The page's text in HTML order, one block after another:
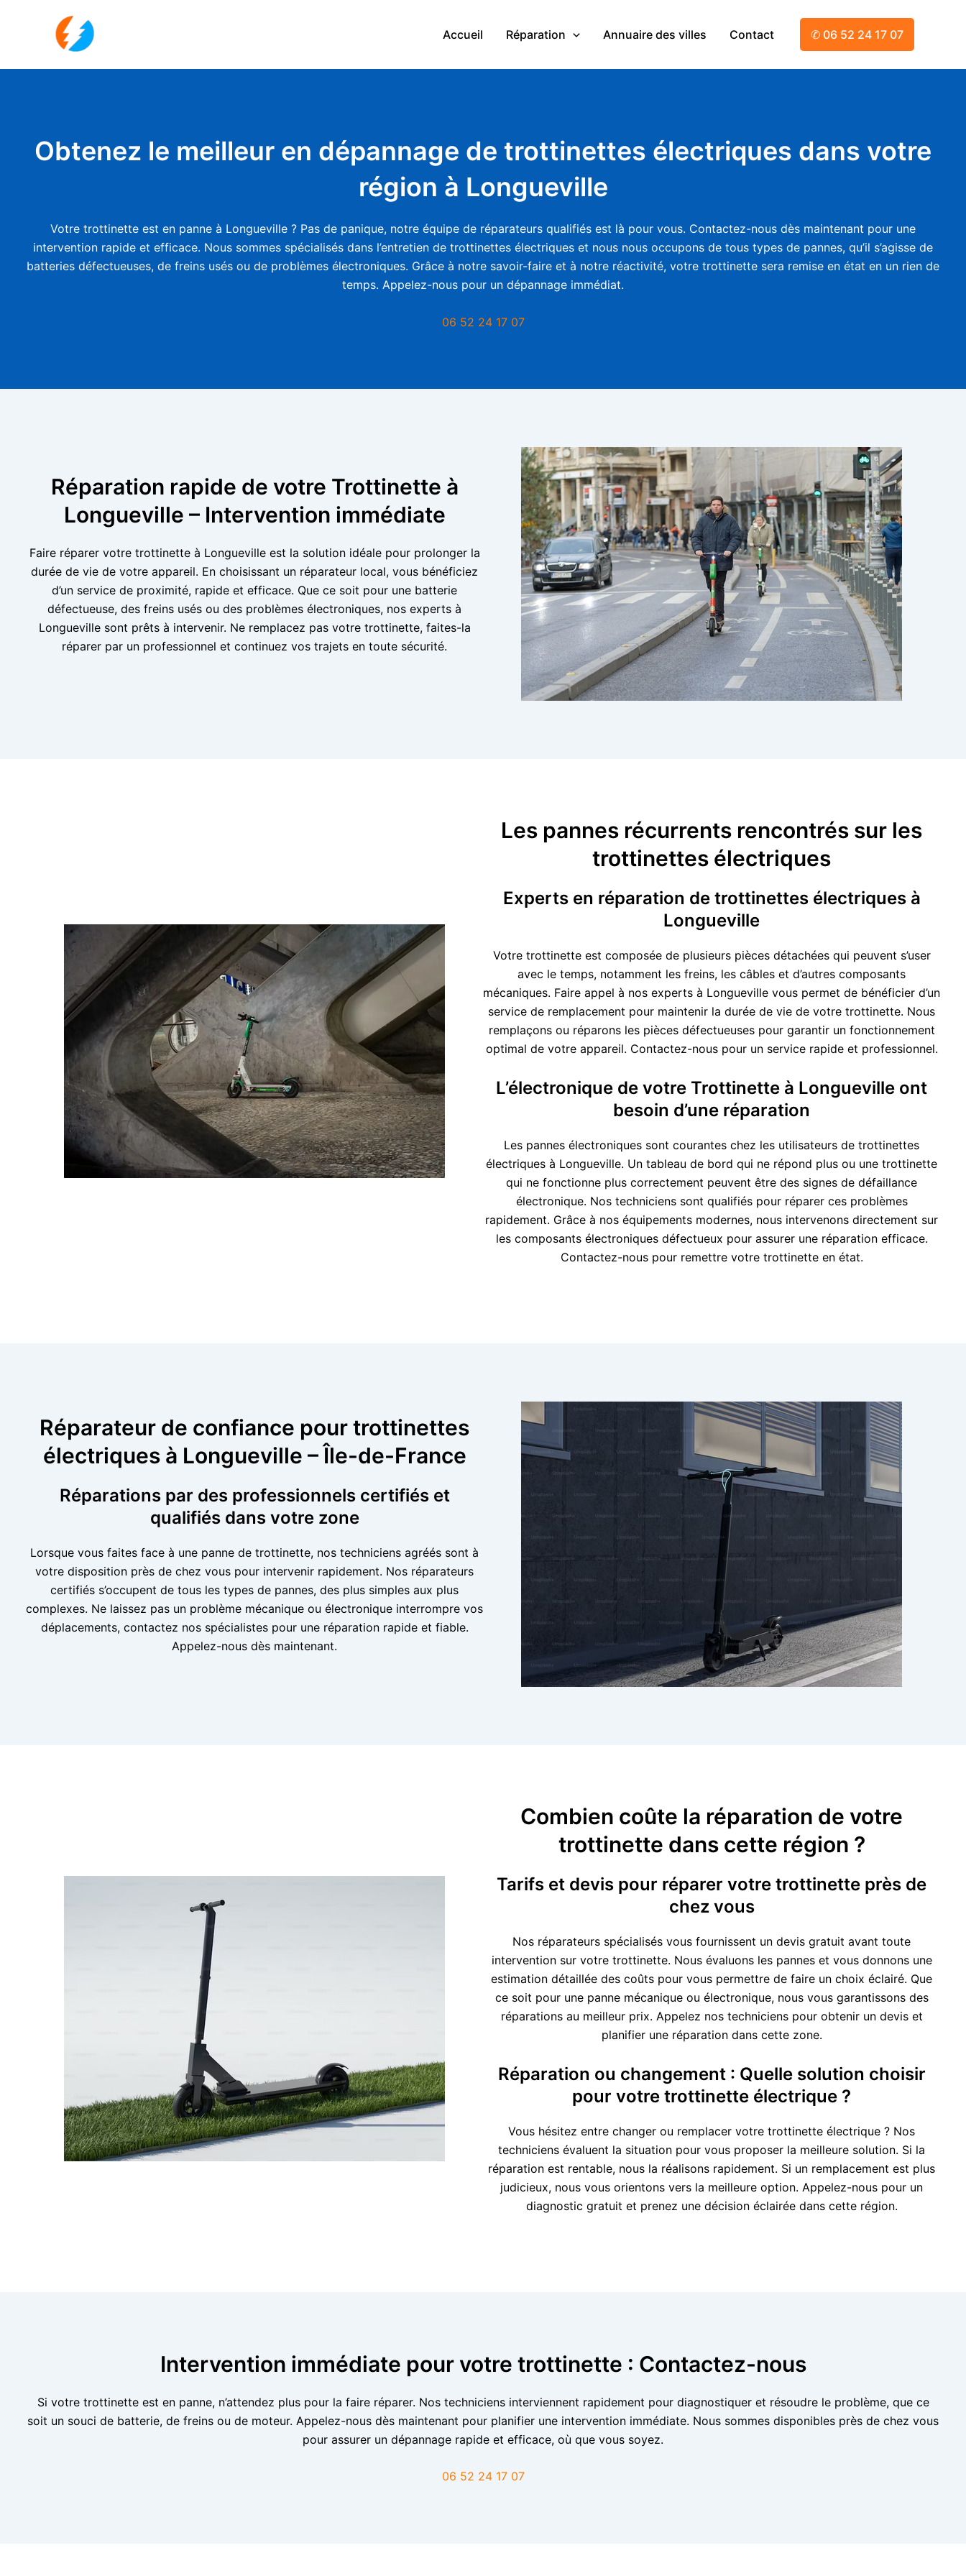
Accueil Réparation Annuaire des villes Contact ✆ 06 52 24 17 07
Obtenez le meilleur en dépannage de trottinettes électriques dans votre
région à Longueville
Votre trottinette est en panne à Longueville ? Pas de panique, notre équipe de réparateurs qualifiés est là pour vous. Contactez-nous dès maintenant pour une
intervention rapide et efficace. Nous sommes spécialisés dans l’entretien de trottinettes électriques et nous nous occupons de tous types de pannes, qu’il s’agisse de
batteries défectueuses, de freins usés ou de problèmes électroniques. Grâce à notre savoir-faire et à notre réactivité, votre trottinette sera remise en état en un rien de
temps. Appelez-nous pour un dépannage immédiat.
06 52 24 17 07
Réparation rapide de votre Trottinette à
Longueville – Intervention immédiate
Faire réparer votre trottinette à Longueville est la solution idéale pour prolonger la
durée de vie de votre appareil. En choisissant un réparateur local, vous bénéficiez
d’un service de proximité, rapide et efficace. Que ce soit pour une batterie
défectueuse, des freins usés ou des problèmes électroniques, nos experts à
Longueville sont prêts à intervenir. Ne remplacez pas votre trottinette, faites-la
réparer par un professionnel et continuez vos trajets en toute sécurité.
Les pannes récurrents rencontrés sur les
trottinettes électriques
Experts en réparation de trottinettes électriques à
Longueville
Votre trottinette est composée de plusieurs pièces détachées qui peuvent s’user
avec le temps, notamment les freins, les câbles et d’autres composants
mécaniques. Faire appel à nos experts à Longueville vous permet de bénéficier d’un
service de remplacement pour maintenir la durée de vie de votre trottinette. Nous
remplaçons ou réparons les pièces défectueuses pour garantir un fonctionnement
optimal de votre appareil. Contactez-nous pour un service rapide et professionnel.
L’électronique de votre Trottinette à Longueville ont
besoin d’une réparation
Les pannes électroniques sont courantes chez les utilisateurs de trottinettes
électriques à Longueville. Un tableau de bord qui ne répond plus ou une trottinette
qui ne fonctionne plus correctement peuvent être des signes de défaillance
électronique. Nos techniciens sont qualifiés pour réparer ces problèmes
rapidement. Grâce à nos équipements modernes, nous intervenons directement sur
les composants électroniques défectueux pour assurer une réparation efficace.
Contactez-nous pour remettre votre trottinette en état.
Réparateur de confiance pour trottinettes
électriques à Longueville – Île-de-France
Réparations par des professionnels certifiés et
qualifiés dans votre zone
Lorsque vous faites face à une panne de trottinette, nos techniciens agréés sont à
votre disposition près de chez vous pour intervenir rapidement. Nos réparateurs
certifiés s’occupent de tous les types de pannes, des plus simples aux plus
complexes. Ne laissez pas un problème mécanique ou électronique interrompre vos
déplacements, contactez nos spécialistes pour une réparation rapide et fiable.
Appelez-nous dès maintenant.
Combien coûte la réparation de votre
trottinette dans cette région ?
Tarifs et devis pour réparer votre trottinette près de
chez vous
Nos réparateurs spécialisés vous fournissent un devis gratuit avant toute
intervention sur votre trottinette. Nous évaluons les pannes et vous donnons une
estimation détaillée des coûts pour vous permettre de faire un choix éclairé. Que
ce soit pour une panne mécanique ou électronique, nous vous garantissons des
réparations au meilleur prix. Appelez nos techniciens pour obtenir un devis et
planifier une réparation dans cette zone.
Réparation ou changement : Quelle solution choisir
pour votre trottinette électrique ?
Vous hésitez entre changer ou remplacer votre trottinette électrique ? Nos
techniciens évaluent la situation pour vous proposer la meilleure solution. Si la
réparation est rentable, nous la réalisons rapidement. Si un remplacement est plus
judicieux, nous vous orientons vers la meilleure option. Appelez-nous pour un
diagnostic gratuit et prenez une décision éclairée dans cette région.
Intervention immédiate pour votre trottinette : Contactez-nous
Si votre trottinette est en panne, n’attendez plus pour la faire réparer. Nos techniciens interviennent rapidement pour diagnostiquer et résoudre le problème, que ce
soit un souci de batterie, de freins ou de moteur. Appelez-nous dès maintenant pour planifier une intervention immédiate. Nous sommes disponibles près de chez vous
pour assurer un dépannage rapide et efficace, où que vous soyez.
06 52 24 17 07